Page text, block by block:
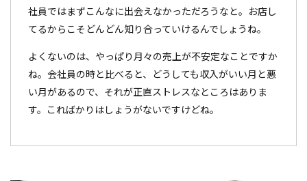
社員ではまずこんなに出会えなかっただろうなと。お店し
てるからこそどんどん知り合っていけるんでしょうね。
よくないのは、やっぱり月々の売上が不安定なことですか
ね。会社員の時と比べると、どうしても収入がいい月と悪
い月があるので、それが正直ストレスなところはありま
す。こればかりはしょうがないですけどね。